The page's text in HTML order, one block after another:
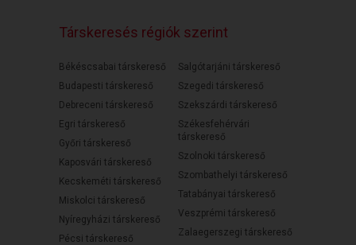
Társkeresés régiók szerint
Békéscsabai társkereső
Budapesti társkereső
Debreceni társkereső
Egri társkereső
Győri társkereső
Kaposvári társkereső
Kecskeméti társkereső
Miskolci társkereső
Nyíregyházi társkereső
Pécsi társkereső
Salgótarjáni társkereső
Szegedi társkereső
Szekszárdi társkereső
Székesfehérvári
társkereső
Szolnoki társkereső
Szombathelyi társkereső
Tatabányai társkereső
Veszprémi társkereső
Zalaegerszegi társkereső